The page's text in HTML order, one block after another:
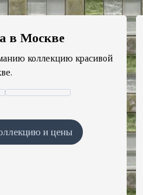
в Москве
коллекцию красивой
и цены